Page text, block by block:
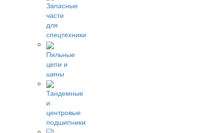
Запасные
части
для
спецтехники
Пильные
цепи и
шины
Тандемные
и
центровые
подшипники